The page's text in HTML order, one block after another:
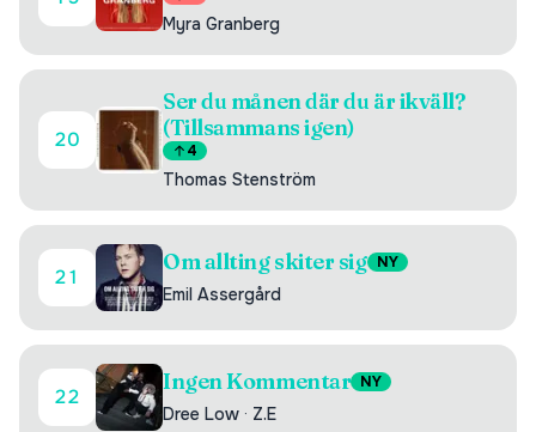
Myra Granberg
20
Ser du månen där du är ikväll?
(Tillsammans igen)
4
Thomas Stenström
21
Om allting skiter sig NY
Emil Assergård
22
Ingen Kommentar NY
Dree Low · Z.E